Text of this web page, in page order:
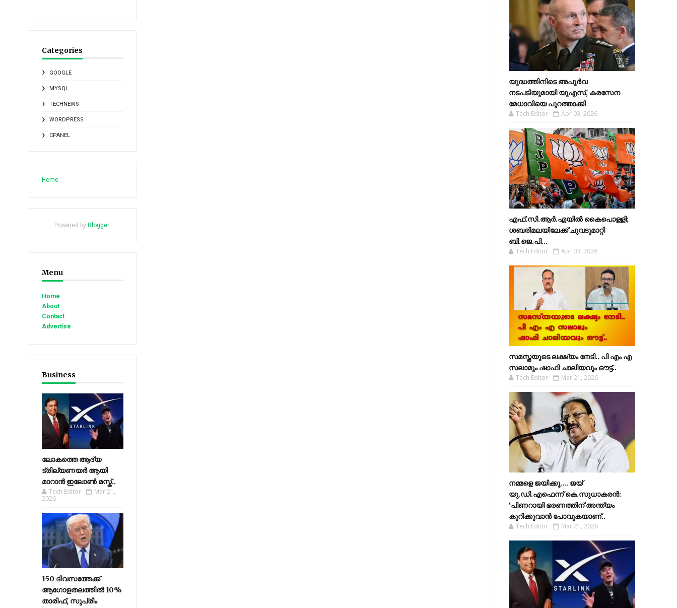
Categories
GOOGLE
MYSQL
TECHNEWS
WORDPRESS
CPANEL
Home
Powered by Blogger.
Menu
Home
About
Contact
Advertise
Business
ലോകത്തെ ആദ്യ
ട്രില്യണയർ ആയി
മാറാൻ ഇലോൺ മസ്ക്..
Tech Editor
Mar 21,
2026
150 ദിവസത്തേക്ക്
ആഗോളതലത്തിൽ 10%
താരിഫ്, സുപ്രീം
യുദ്ധത്തിനിടെ അപൂർവ
നടപടിയുമായി യുഎസ്, കരസേന
മേധാവിയെ പുറത്താക്കി
Tech Editor Apr 03, 2026
എഫ്​.സി.ആർ.എയിൽ കൈപൊള്ളി;
ശബരിമലയിലേക്ക്​ ചുവടുമാറ്റി
ബി.ജെ.പി...
Tech Editor Apr 03, 2026
സമസ്തയുടെ ലക്ഷ്യം നേടി.. പി എം എ
സലാമും ഷാഫി ചാലിയവും ഔട്ട്..
Tech Editor Mar 21, 2026
നമ്മളെ ജയിക്കൂ.... ജയ്
യു.ഡി.എഫെന്ന് കെ.സുധാകരൻ:
‘പിണറായി ഭരണത്തിന് അന്ത്യം
കുറിക്കുവാൻ പോവുകയാണ്..
Tech Editor Mar 21, 2026